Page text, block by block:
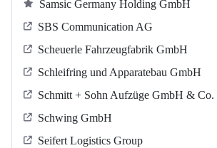
Samsic Germany Holding GmbH
SBS Communication AG
Scheuerle Fahrzeugfabrik GmbH
Schleifring und Apparatebau GmbH
Schmitt + Sohn Aufzüge GmbH &
Schwing GmbH
Seifert Logistics Group